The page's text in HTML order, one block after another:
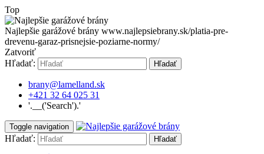
Top
Najlepšie garážové brány www.najlepsiebrany.sk/platia-pre-
drevenu-garaz-prisnejsie-poziarne-normy/
Zatvoriť
Hľadať:
Hľadať
brany@lamelland.sk
+421 32 64 025 31
'.__('Search').'
Toggle navigation
Hľadať: Hľadať